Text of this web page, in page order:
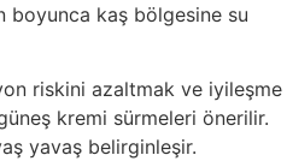
boyunca kaş bölgesine su
riskini azaltmak ve iyileşme
kremi sürmeleri önerilir.
yavaş belirginleşir.